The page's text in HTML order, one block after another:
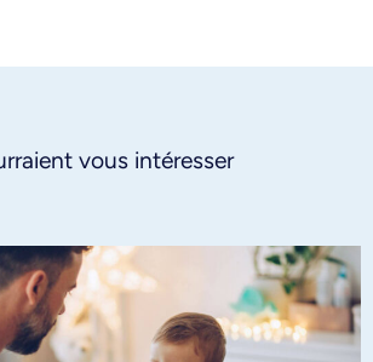
vous intéresser